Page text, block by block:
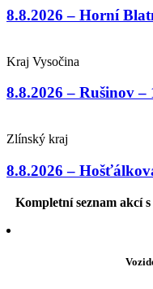
8.8.2026 – Horní
Kraj Vysočina
8.8.2026 – Rušinov –
Zlínský kraj
8.8.2026 –
Kompletní seznam akcí